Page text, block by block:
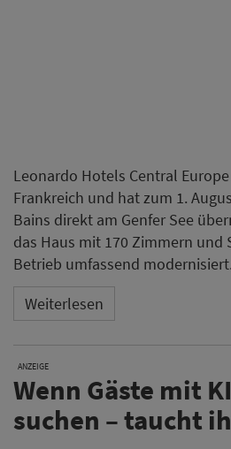
Leonardo Hotels Central
Frankreich und hat zum 1.
Bains direkt am Genfer See
das Haus mit 170 Zimmern und
Betrieb umfassend modernisiert.
Weiterlesen
ANZEIGE
Wenn Gäste mit
suchen – taucht